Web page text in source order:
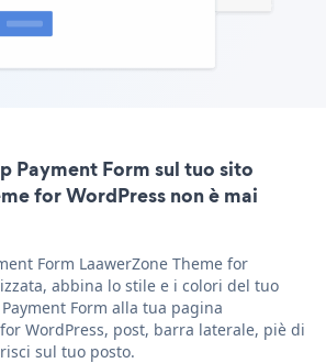
Payment Form sul tuo sito
for WordPress non è mai
Form LaawerZone Theme for
abbina lo stile e i colori del tuo
Form alla tua pagina
WordPress, post, barra laterale, piè di
sul tuo posto.